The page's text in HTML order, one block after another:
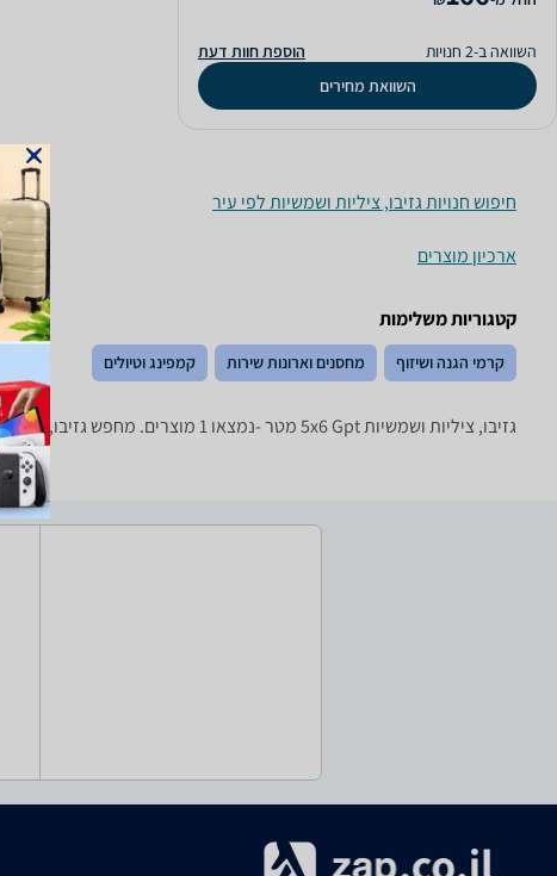
השוואה ב-2 חנויות
הוספת חוות דעת
השוואת מחירים
חיפוש חנויות גזיבו, ציליות ושמשיות לפי עיר
ארכיון מוצרים
קטגוריות משלימות
קרמי הגנה ושיזוף מחסנים וארונות שירות קמפינג וטיולים
גזיבו, ציליות ושמשיות ‏Gpt ‏5x6 ‏מטר -נמצאו 1 מוצרים. מחפש גזיבו, ציליות ושמשיות? רק בזאפ תמצאו חוות דעת, השוואת מחירים ביותר מאלף חנויות בתחום פנאי וספורט וכל המידע הנחוץ עבור קבלת החלטה חכמה!